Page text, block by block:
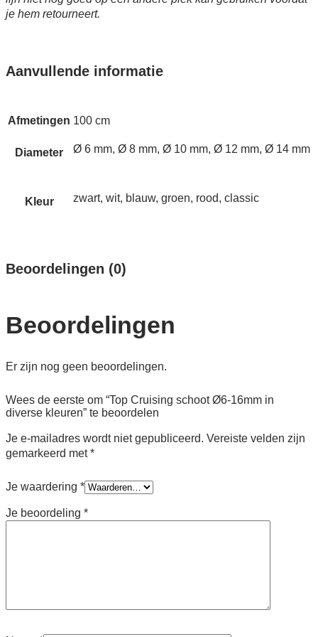
je hem retourneert.
Aanvullende informatie
Afmetingen 100 cm
Diameter Ø 6 mm, Ø 8 mm, Ø 10 mm, Ø 12 mm, Ø 14 mm
Kleur zwart, wit, blauw, groen, rood, classic
Beoordelingen (0)
Beoordelingen
Er zijn nog geen beoordelingen.
Wees de eerste om “Top Cruising schoot Ø6-16mm in
diverse kleuren” te beoordelen
Je e-mailadres wordt niet gepubliceerd. Vereiste velden zijn
gemarkeerd met*
Je waardering *
Je beoordeling *